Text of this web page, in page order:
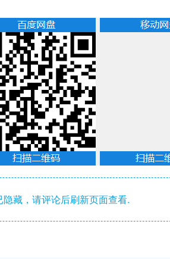
藏，请评论后刷新页面查看.